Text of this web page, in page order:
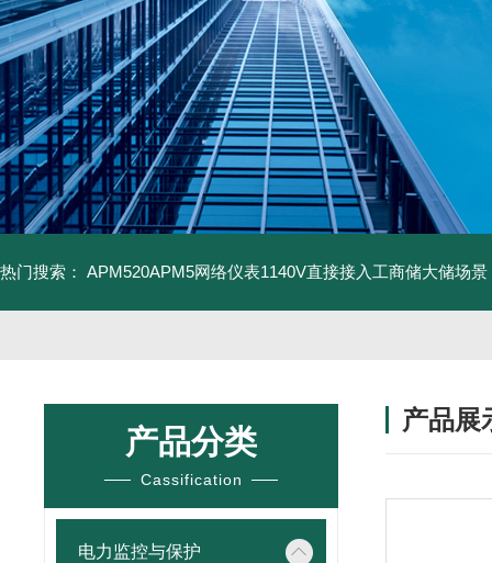
热门搜索： APM520APM5网络仪表1140V直接接入工商储大储场景
产品分类
Cassification
电力监控与保护
产品展